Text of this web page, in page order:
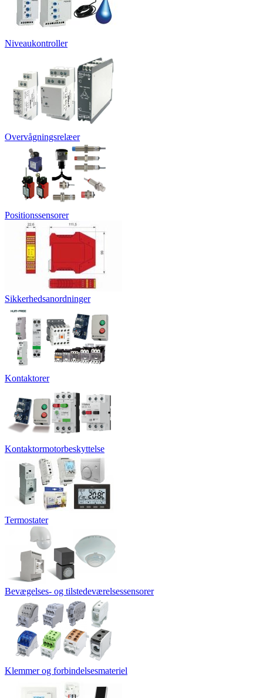
Niveaukontroller
Overvågningsrelæer
Positionssensorer
Sikkerhedsanordninger
Kontaktorer
Kontaktormotorbeskyttelse
Termostater
Bevægelses- og tilstedeværelsessensorer
Klemmer og forbindelsesmateriel